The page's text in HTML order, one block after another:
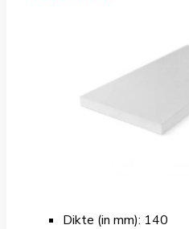
Dikte (in mm): 140